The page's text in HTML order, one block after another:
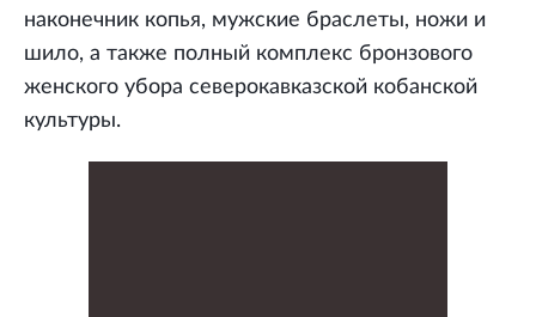
наконечник копья, мужские браслеты, ножи и
шило, а также полный комплекс бронзового
женского убора северокавказской кобанской
культуры.